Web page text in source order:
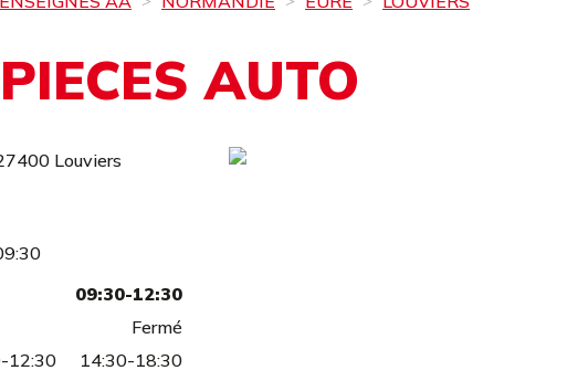
AUTO
Louviers
09:30-12:30
Fermé
12:30
14:30-18:30